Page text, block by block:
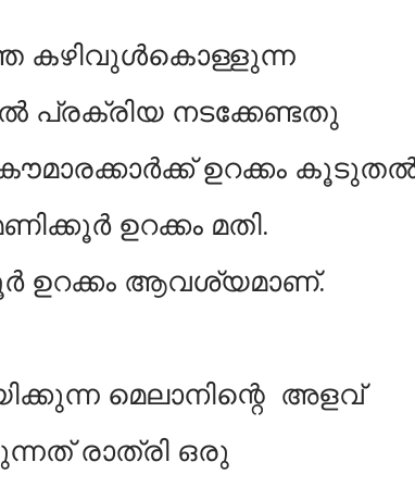
കഴിവുൾകൊള്ളുന്ന
പ്രക്രിയ നടക്കേണ്ടതു
ഉറക്കം
ഉറക്കം മതി.
ഉറക്കം ആവശ്യമാണ്.
മെലാനിന്റെ അളവ്
രാത്രി ഒരു